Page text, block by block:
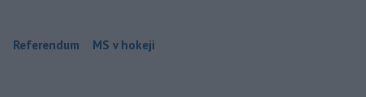
Referendum MS v hokeji